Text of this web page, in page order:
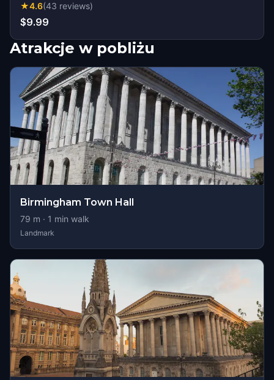
★4.6(43 reviews)
$9.99
Atrakcje w pobliżu
Birmingham Town Hall
79 m · 1 min walk
Landmark